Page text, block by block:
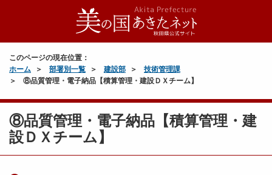
このページの現在位置：
ホーム
部署別一覧 建設部
技術管理課
⑧品質管理・電子納品【積算管理・建設ＤＸチーム】
⑧品質管理・電子納品【積算管理・建
設ＤＸチーム】